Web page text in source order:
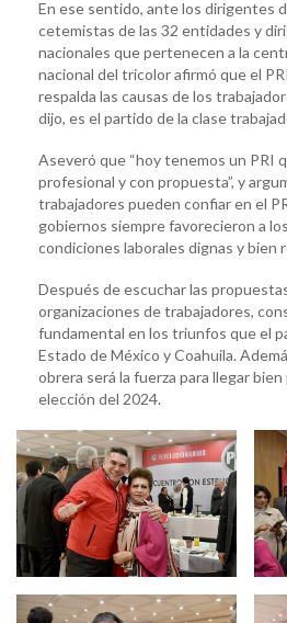
En ese sentido, ante los dirigentes
cetemistas de las 32 entidades y
nacionales que pertenecen a la
nacional del tricolor afirmó que el
respalda las causas de los
dijo, es el partido de la clase
Aseveró que “hoy tenemos un PRI
profesional y con propuesta”, y
trabajadores pueden confiar en el
gobiernos siempre favorecieron a
condiciones laborales dignas y bien
Después de escuchar las
organizaciones de trabajadores,
fundamental en los triunfos que el
Estado de México y Coahuila.
obrera será la fuerza para llegar bien
elección del 2024.